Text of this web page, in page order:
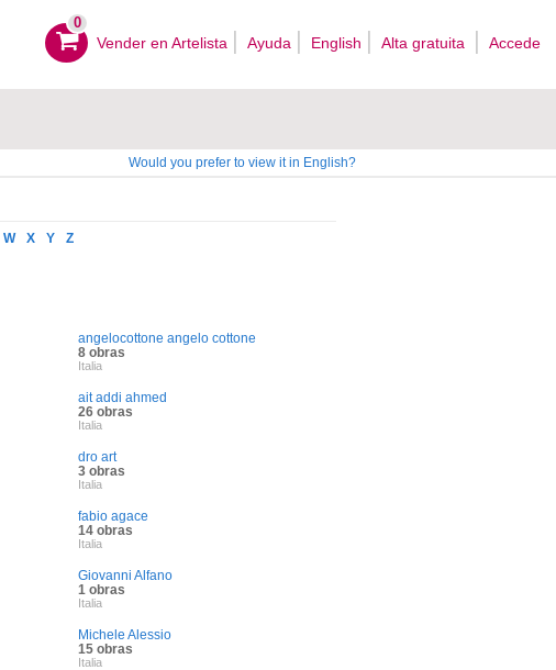
0
Vender en Artelista Ayuda English Alta gratuita Accede
Would you prefer to view it in English?
W X Y Z
angelocottone angelo cottone
8 obras
Italia
ait addi ahmed
26 obras
Italia
dro art
3 obras
Italia
fabio agace
14 obras
Italia
Giovanni Alfano
1 obras
Italia
Michele Alessio
15 obras
Italia